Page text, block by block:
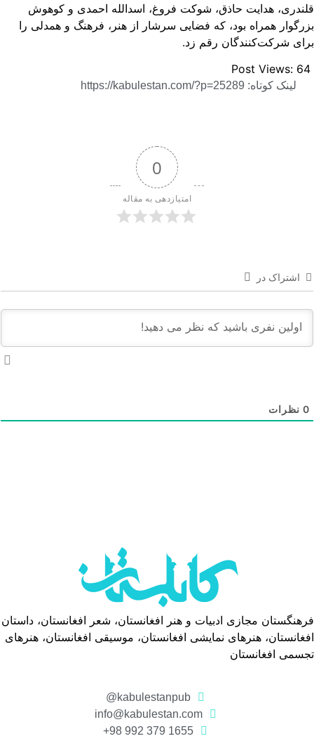
هدایت حاذق، شوکت فروغ، اسدالله احمدی و کوهوش
همراه بود، که فضایی سرشار از هنر، فرهنگ و همدلی را
شرکت‌کنندگان رقم زد.
Post Views:
لینک کوتاه: https://kabulestan.com/?p=25289
0
امتیازدهی به مقاله
اشتراک در
نظرات
مجازی ادبیات و هنر افغانستان، شعر افغانستان، داستان
هنرهای نمایشی افغانستان، موسیقی افغانستان، هنرهای
افغانستان
kabulestanpub@
info@kabulestan.com
1655 379 992 98+